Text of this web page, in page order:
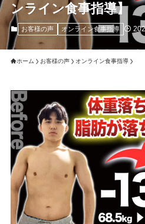
ンライン食事指導】
お客様の声 オンライン食事指導
ホーム お客様の声 オンライン食事指導